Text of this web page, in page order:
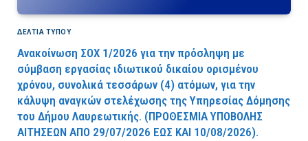
ΔΕΛΤΙΑ ΤΥΠΟΥ
Ανακοίνωση ΣΟΧ 1/2026 για την πρόσληψη με
σύμβαση εργασίας ιδιωτικού δικαίου ορισμένου
χρόνου, συνολικά τεσσάρων (4) ατόμων, για την
κάλυψη αναγκών στελέχωσης της Υπηρεσίας Δόμησης
του Δήμου Λαυρεωτικής. (ΠPOΘEΣMIA YΠOBOΛHΣ
AITHΣEΩN AΠO 29/07/2026 EΩΣ KAI 10/08/2026).